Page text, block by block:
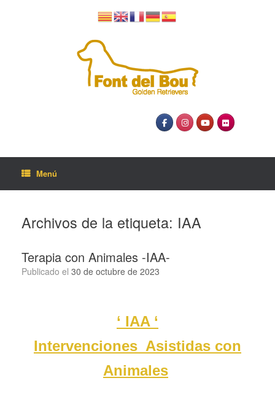
Menú
Archivos de la etiqueta: IAA
Terapia con Animales -IAA-
Publicado el 30 de octubre de 2023
‘ IAA ‘
Intervenciones Asistidas con
Animales